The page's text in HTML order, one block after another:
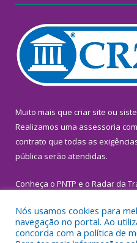
Muito mais que criar site ou
Realizamos uma assessoria
contrato que todas as
pública serão atendidas.
Conheça o PNTP e o Radar da
Nós usamos cookies para
navegação no portal. Ao
concorda com a política de